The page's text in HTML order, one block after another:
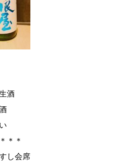
酒
＊＊
し会席